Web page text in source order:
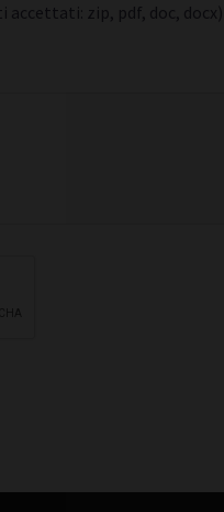
accettati: zip, pdf, doc, docx)